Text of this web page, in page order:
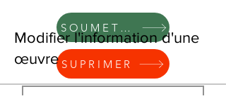
SOUMETTRE
SUPRIMER
Modifier l'information d'une
œuvre